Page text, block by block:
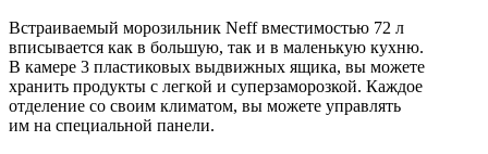
Встраиваемый морозильник Neff вместимостью 72 л
вписывается как в большую, так и в маленькую кухню.
В камере 3 пластиковых выдвижных ящика, вы можете
хранить продукты с легкой и суперзаморозкой. Каждое
отделение со своим климатом, вы можете управлять
им на специальной панели.